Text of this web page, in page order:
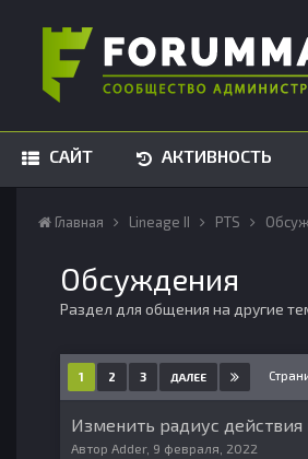
САЙТ АКТИВНОСТЬ
Главная Lineage II PTS
Обсуждения
Раздел для общения на другие
1 2 3 ДАЛЕЕ
Изменить радиус
Автор Adder, 9 февраля, 2022